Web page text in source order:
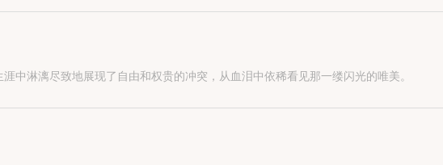
中淋漓尽致地展现了自由和权贵的冲突，从血泪中依稀看见那一缕闪光的唯美。